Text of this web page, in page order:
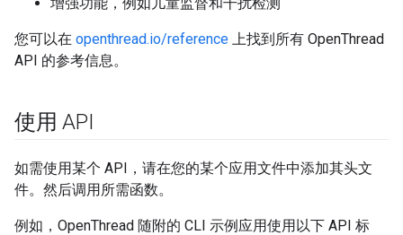
您可以在 openthread.io/reference 上找到所有 OpenThread
API 的参考信息。
使用 API
如需使用某个 API，请在您的某个应用文件中添加其头文
件。然后调用所需函数。
例如，OpenThread 随附的 CLI 示例应用使用以下 API 标